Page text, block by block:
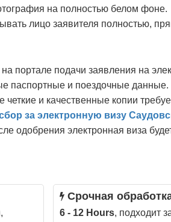
на полностью белом фоне.
лицо заявителя полностью,
портале подачи заявления на
паспортные и поездочные
четкие и качественные копии
за электронную визу
одобрения электронная виза
Срочная
6 - 12 Hours, подходит